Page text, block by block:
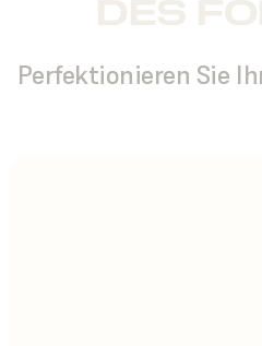
DES
Perfektionieren Sie